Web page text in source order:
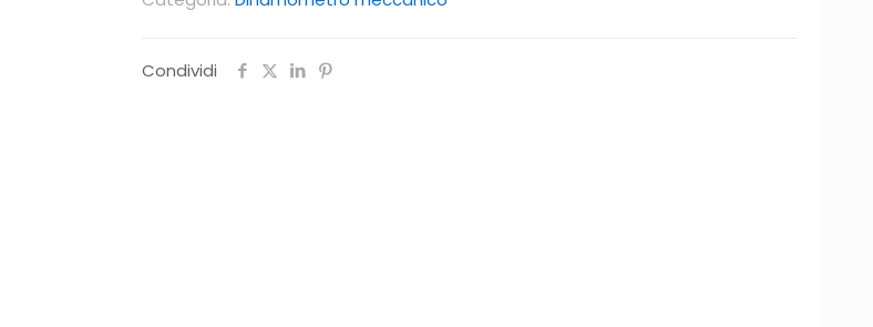
SAUTER
201
Condividi